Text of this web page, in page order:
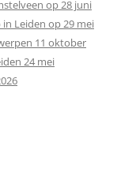
op 28 juni
Leiden op 29 mei
11 oktober
24 mei